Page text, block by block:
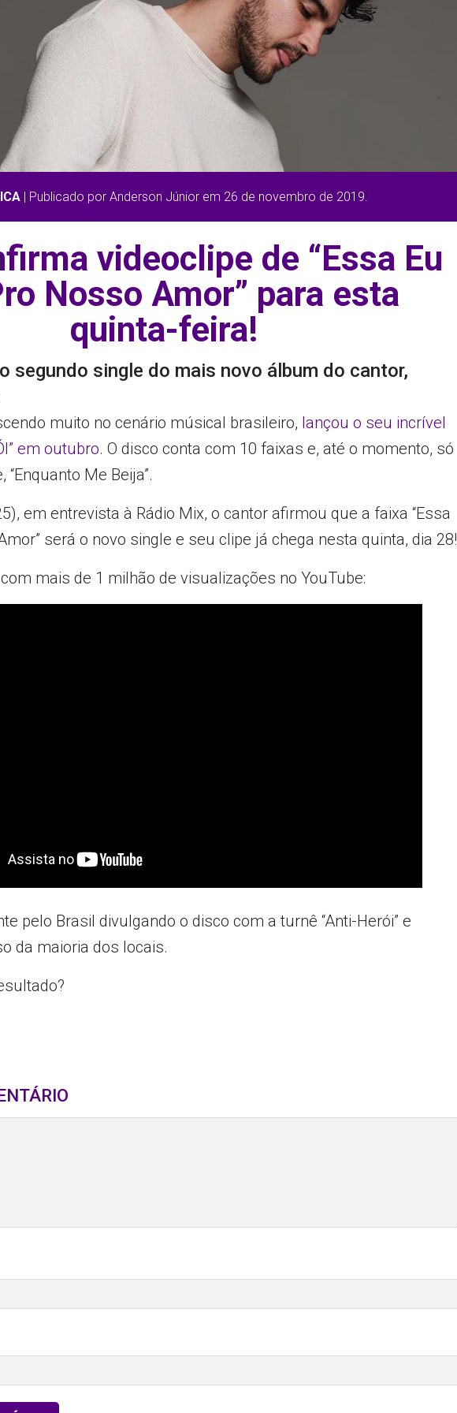
| Publicado por Anderson Júnior em 26 de novembro de 2019.
videoclipe de “Essa Eu
Nosso Amor” para esta
quinta-feira!
segundo single do mais novo álbum do cantor,
muito no cenário músical brasileiro, lançou o seu incrível
em outubro. O disco conta com 10 faixas e, até o momento, só
Me Beija”.
em entrevista à Rádio Mix, o cantor afirmou que a faixa “Essa
será o novo single e seu clipe já chega nesta quinta, dia 28!
mais de 1 milhão de visualizações no YouTube:
pelo Brasil divulgando o disco com a turnê “Anti-Herói” e
da maioria dos locais.